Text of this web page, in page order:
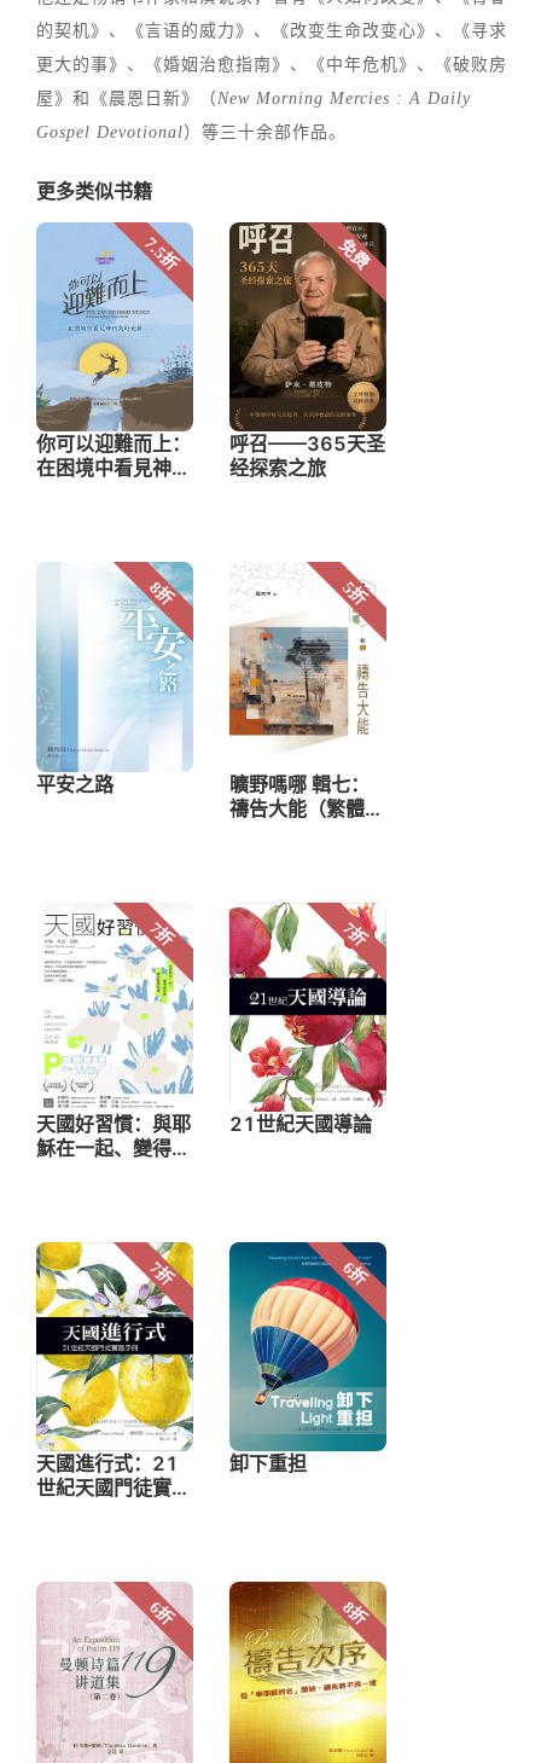
的契机》、《言语的威力》、《改变生命改变心》、《寻求
更大的事》、《婚姻治愈指南》、《中年危机》、《破败房
屋》和《晨恩日新》（ New Morning Mercies : A Daily
Gospel Devotional）等三十余部作品。
更多类似书籍